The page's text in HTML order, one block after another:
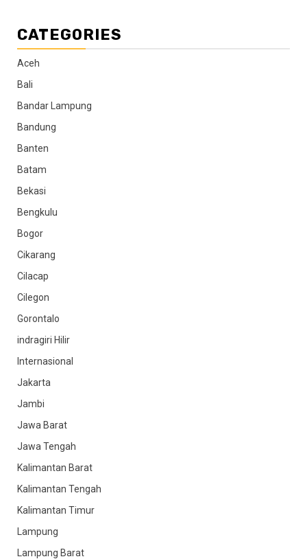
CATEGORIES
Aceh
Bali
Bandar Lampung
Bandung
Banten
Batam
Bekasi
Bengkulu
Bogor
Cikarang
Cilacap
Cilegon
Gorontalo
indragiri Hilir
Internasional
Jakarta
Jambi
Jawa Barat
Jawa Tengah
Kalimantan Barat
Kalimantan Tengah
Kalimantan Timur
Lampung
Lampung Barat